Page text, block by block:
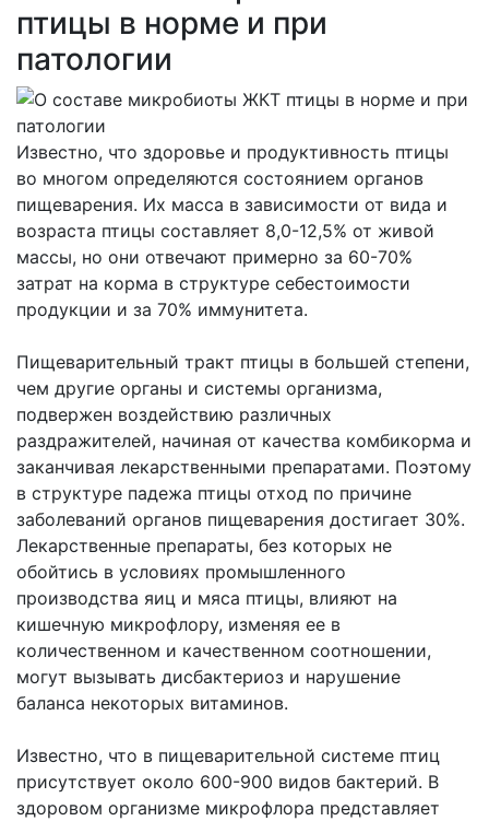
птицы в норме и при
патологии
Известно, что здоровье и продуктивность птицы
во многом определяются состоянием органов
пищеварения. Их масса в зависимости от вида и
возраста птицы составляет 8,0-12,5% от живой
массы, но они отвечают примерно за 60-70%
затрат на корма в структуре себестоимости
продукции и за 70% иммунитета.
Пищеварительный тракт птицы в большей степени,
чем другие органы и системы организма,
подвержен воздействию различных
раздражителей, начиная от качества комбикорма и
заканчивая лекарственными препаратами. Поэтому
в структуре падежа птицы отход по причине
заболеваний органов пищеварения достигает 30%.
Лекарственные препараты, без которых не
обойтись в условиях промышленного
производства яиц и мяса птицы, влияют на
кишечную микрофлору, изменяя ее в
количественном и качественном соотношении,
могут вызывать дисбактериоз и нарушение
баланса некоторых витаминов.
Известно, что в пищеварительной системе птиц
присутствует около 600-900 видов бактерий. В
здоровом организме микрофлора представляет